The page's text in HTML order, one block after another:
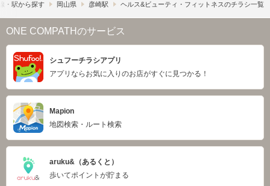
・駅から探す 岡山県 彦崎駅 ヘルス&ビューティ・フィットネスのチラシ一覧
ONE COMPATHのサービス
シュフーチラシアプリ
アプリならお気に入りのお店がすぐに見つかる！
Mapion
地図検索・ルート検索
aruku&（あるくと）
歩いてポイントが貯まる